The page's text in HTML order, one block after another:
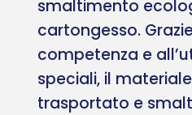
smaltimento
cartongesso.
competenza e
speciali, il
trasportato e